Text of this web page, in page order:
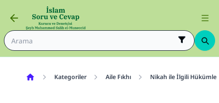
Kategoriler Aile Fıkhı Nikah ile İlgili Hükümler